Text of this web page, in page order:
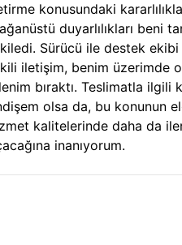
konusundaki
duyarlılıkları beni
Sürücü ile destek ekibi
iletişim, benim üzerimde
bıraktı. Teslimatla ilgili
olsa da, bu konunun
kalitelerinde daha da
inanıyorum.